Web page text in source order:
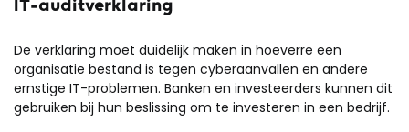
IT-auditverklaring
De verklaring moet duidelijk maken in hoeverre een
organisatie bestand is tegen cyberaanvallen en andere
ernstige IT-problemen. Banken en investeerders kunnen dit
gebruiken bij hun beslissing om te investeren in een bedrijf.